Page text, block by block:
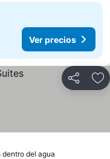
Ver precios
Compartir
del agua